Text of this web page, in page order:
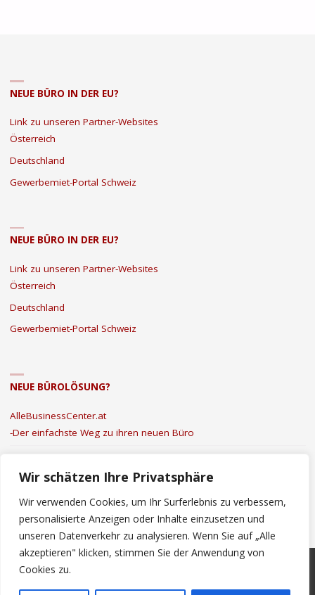
Wir benutzen Cookies um die Nutzerfreundlichkeit
Wir schätzen Ihre Privatsphäre
Wir verwenden Cookies, um Ihr Surferlebnis zu verbessern,
personalisierte Anzeigen oder Inhalte einzusetzen und
unseren Datenverkehr zu analysieren. Wenn Sie auf „Alle
akzeptieren" klicken, stimmen Sie der Anwendung von
Cookies zu.
NEUE BÜRO IN DER EU?
Link zu unseren Partner-Websites
Österreich
Deutschland
Gewerbemiet-Portal Schweiz
NEUE BÜRO IN DER EU?
Link zu unseren Partner-Websites
Österreich
Deutschland
Gewerbemiet-Portal Schweiz
NEUE BÜROLÖSUNG?
AlleBusinessCenter.at
-Der einfachste Weg zu ihren neuen Büro
©2022 Mieten Büro Österreich